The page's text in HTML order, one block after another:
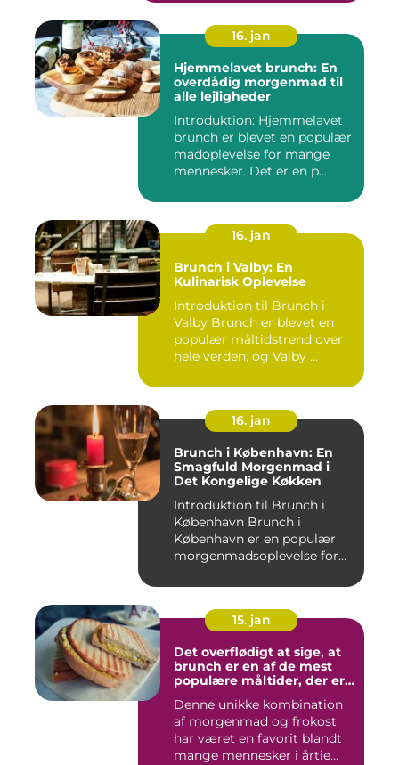
16. jan
Hjemmelavet brunch: En
overdådig morgenmad til
alle lejligheder
Introduktion: Hjemmelavet
brunch er blevet en populær
madoplevelse for mange
mennesker. Det er en p...
16. jan
Brunch i Valby: En
Kulinarisk Oplevelse
Introduktion til Brunch i
Valby Brunch er blevet en
populær måltidstrend over
hele verden, og Valby ...
16. jan
Brunch i København: En
Smagfuld Morgenmad i
Det Kongelige Køkken
Introduktion til Brunch i
København Brunch i
København er en populær
morgenmadsoplevelse for
15. jan
Det overflødigt at sige, at
brunch er en af de mest
populære måltider, der er
Denne unikke kombination
af morgenmad og frokost
har været en favorit blandt
mange mennesker i årtie...